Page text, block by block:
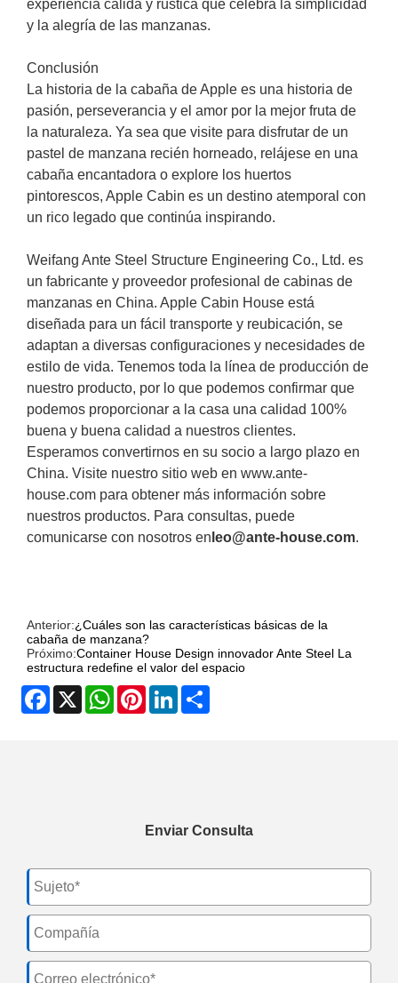
experiencia cálida y rústica que celebra la simplicidad
y la alegría de las manzanas.
Conclusión
La historia de la cabaña de Apple es una historia de
pasión, perseverancia y el amor por la mejor fruta de
la naturaleza. Ya sea que visite para disfrutar de un
pastel de manzana recién horneado, relájese en una
cabaña encantadora o explore los huertos
pintorescos, Apple Cabin es un destino atemporal con
un rico legado que continúa inspirando.
Weifang Ante Steel Structure Engineering Co., Ltd. es
un fabricante y proveedor profesional de cabinas de
manzanas en China. Apple Cabin House está
diseñada para un fácil transporte y reubicación, se
adaptan a diversas configuraciones y necesidades de
estilo de vida. Tenemos toda la línea de producción de
nuestro producto, por lo que podemos confirmar que
podemos proporcionar a la casa una calidad 100%
buena y buena calidad a nuestros clientes.
Esperamos convertirnos en su socio a largo plazo en
China. Visite nuestro sitio web en www.ante-
house.com para obtener más información sobre
nuestros productos. Para consultas, puede
comunicarse con nosotros en leo@ante-house.com.
Anterior:¿Cuáles son las características básicas de la
cabaña de manzana?
Próximo:Container House Design innovador Ante Steel La
estructura redefine el valor del espacio
Facebook
X WhatsAppPinterestLinkedIn
Enviar Consulta